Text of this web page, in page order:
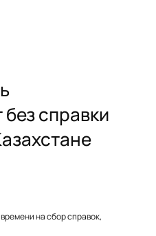
справки
на сбор справок,